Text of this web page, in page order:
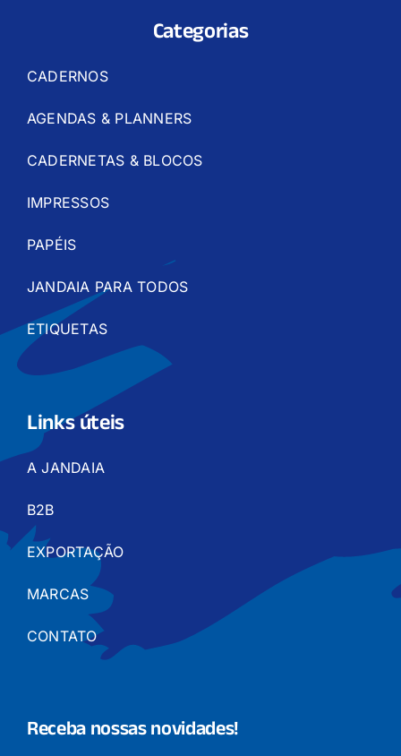
Categorias
CADERNOS
AGENDAS & PLANNERS
CADERNETAS & BLOCOS
IMPRESSOS
PAPÉIS
JANDAIA PARA TODOS
ETIQUETAS
Links úteis
A JANDAIA
B2B
EXPORTAÇÃO
MARCAS
CONTATO
Receba nossas novidades!